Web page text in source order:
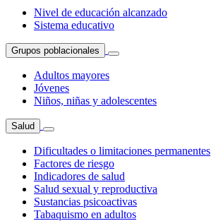
Nivel de educación alcanzado
Sistema educativo
Grupos poblacionales
Adultos mayores
Jóvenes
Niños, niñas y adolescentes
Salud
Dificultades o limitaciones permanentes
Factores de riesgo
Indicadores de salud
Salud sexual y reproductiva
Sustancias psicoactivas
Tabaquismo en adultos